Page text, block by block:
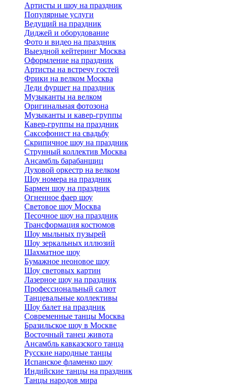
Артисты и шоу на праздник
Популярные услуги
Ведущий на праздник
Диджей и оборудование
Фото и видео на праздник
Выездной кейтеринг Москва
Оформление на праздник
Артисты на встречу гостей
Фрики на велком Москва
Леди фуршет на праздник
Музыканты на велком
Оригинальная фотозона
Музыканты и кавер-группы
Кавер-группы на праздник
Саксофонист на свадьбу
Скрипичное шоу на праздник
Струнный коллектив Москва
Ансамбль барабанщиц
Духовой оркестр на велком
Шоу номера на праздник
Бармен шоу на праздник
Огненное фаер шоу
Световое шоу Москва
Песочное шоу на праздник
Трансформация костюмов
Шоу мыльных пузырей
Шоу зеркальных иллюзий
Шахматное шоу
Бумажное неоновое шоу
Шоу световых картин
Лазерное шоу на праздник
Профессиональный салют
Танцевальные коллективы
Шоу балет на праздник
Современные танцы Москва
Бразильское шоу в Москве
Восточный танец живота
Ансамбль кавказского танца
Русские народные танцы
Испанское фламенко шоу
Индийские танцы на праздник
Танцы народов мира